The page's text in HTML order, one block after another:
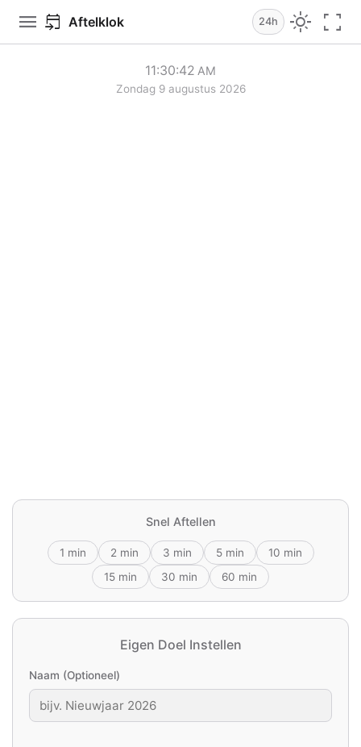
menu event_upcoming Aftelklok 24h light_mode fullscreen
11:30:42 AM
Zondag 9 augustus 2026
Snel Aftellen
1 min 2 min 3 min 5 min
10 min
15 min
30 min 60 min
Eigen Doel Instellen
Naam (Optioneel)